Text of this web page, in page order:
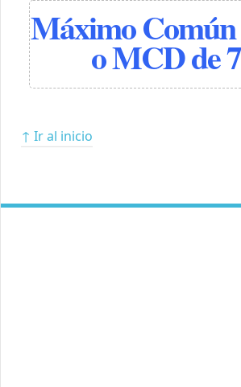
Máximo
o MCD de
↑ Ir al inicio